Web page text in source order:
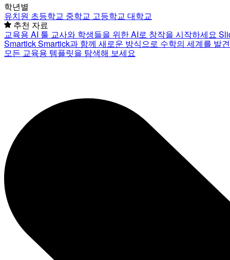
학년별
유치원 초등학교 중학교 고등학교 대학교
추천 자료
교육용 AI 툴 교사와 학생들을 위한 AI로 창작을 시작하세요
SmartickSmartick과 함께 새로운 방식으로 수학의 세계를 발
모든 교육용 템플릿을 탐색해 보세요